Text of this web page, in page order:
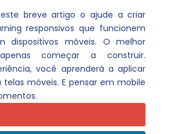
breve artigo o ajude a criar
responsivos que funcionem
dispositivos móveis. O melhor
começar a construir.
você aprenderá a aplicar
móveis. E pensar em mobile